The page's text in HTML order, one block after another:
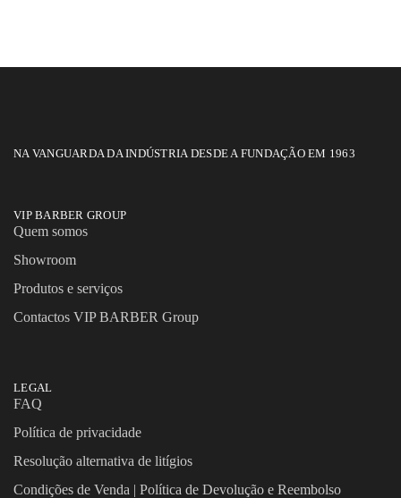
NA VANGUARDA DA INDÚSTRIA DESDE A FUNDAÇÃO EM 1963
VIP BARBER GROUP
Quem somos
Showroom
Produtos e serviços
Contactos VIP BARBER Group
LEGAL
FAQ
Política de privacidade
Resolução alternativa de litígios
Condições de Venda | Política de Devolução e Reembolso